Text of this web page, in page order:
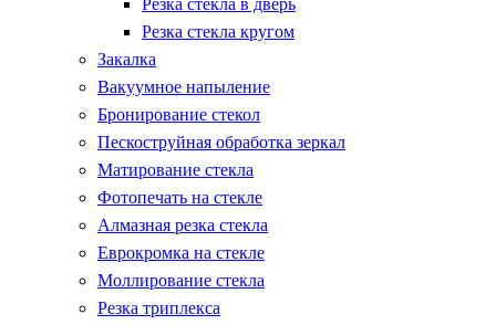
Резка стекла в дверь
Резка стекла кругом
Закалка
Вакуумное напыление
Бронирование стекол
Пескоструйная обработка зеркал
Матирование стекла
Фотопечать на стекле
Алмазная резка стекла
Еврокромка на стекле
Моллирование стекла
Резка триплекса